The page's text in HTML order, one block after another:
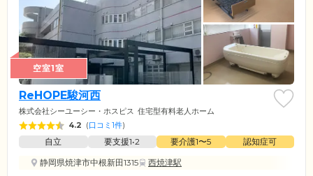
空室1室
ReHOPE駿河西
株式会社シーユーシー・ホスピス 住宅型有料老人ホーム
4.2 (口コミ1件)
自立 要支援1•2 要介護1〜5
認知症可
静岡県焼津市中根新田1315
西焼津駅